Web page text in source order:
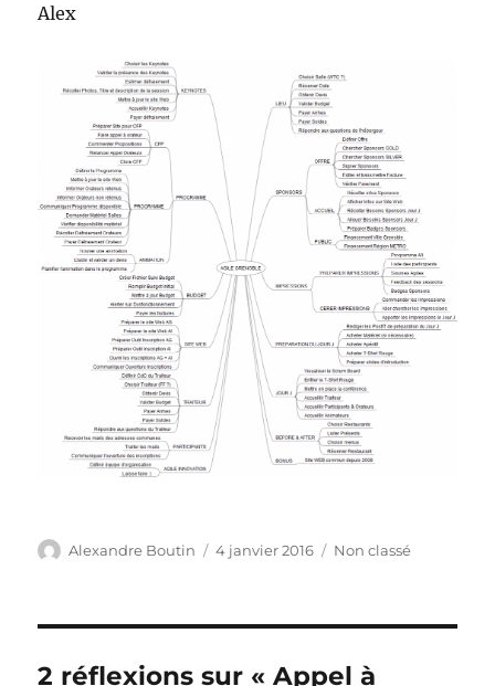
Alex
Auteur
Alexandre Boutin
Publié
4 janvier 2016 Catégories
Non classé
2 réflexions sur « Appel à